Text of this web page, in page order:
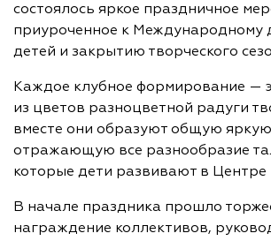
состоялось яркое праздничное
приуроченное к Международному
детей и закрытию творческого
Каждое клубное формирование —
из цветов разноцветной радуги
вместе они образуют общую
отражающую все разнообразие
которые дети развивают в Центре
В начале праздника прошло
награждение коллективов,